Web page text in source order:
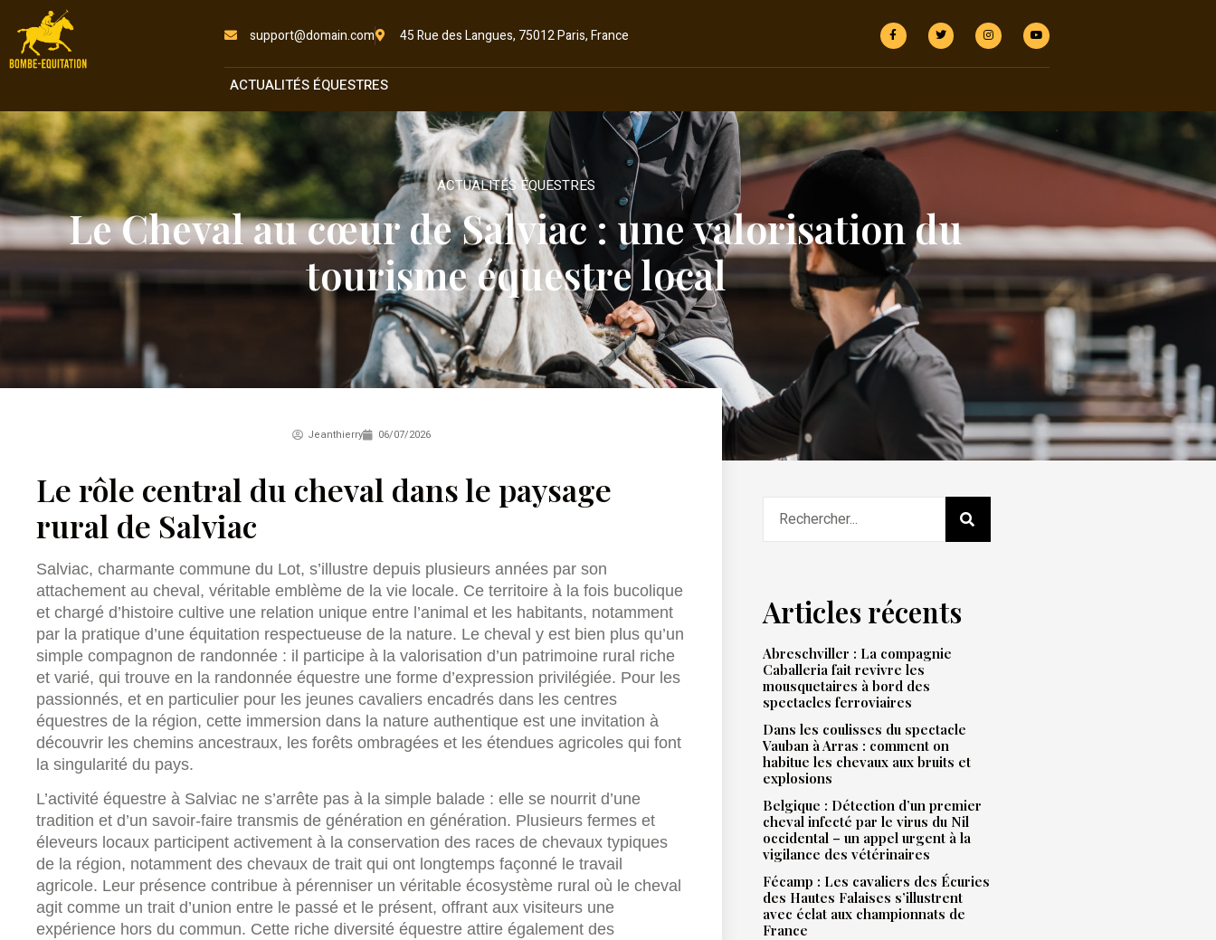
support@domain.com 45 Rue des Langues, 75012 Paris, France
ACTUALITÉS ÉQUESTRES
ACTUALITÉS ÉQUESTRES
Le Cheval au cœur de Salviac : une valorisation du
tourisme équestre local
Jeanthierry 06/07/2026
Le rôle central du cheval dans le paysage
rural de Salviac
Salviac, charmante commune du Lot, s’illustre depuis plusieurs années par son
attachement au cheval, véritable emblème de la vie locale. Ce territoire à la fois bucolique
et chargé d’histoire cultive une relation unique entre l’animal et les habitants, notamment
par la pratique d’une équitation respectueuse de la nature. Le cheval y est bien plus qu’un
simple compagnon de randonnée : il participe à la valorisation d’un patrimoine rural riche
et varié, qui trouve en la randonnée équestre une forme d’expression privilégiée. Pour les
passionnés, et en particulier pour les jeunes cavaliers encadrés dans les centres
équestres de la région, cette immersion dans la nature authentique est une invitation à
découvrir les chemins ancestraux, les forêts ombragées et les étendues agricoles qui font
la singularité du pays.
L’activité équestre à Salviac ne s’arrête pas à la simple balade : elle se nourrit d’une
tradition et d’un savoir-faire transmis de génération en génération. Plusieurs fermes et
éleveurs locaux participent activement à la conservation des races de chevaux typiques
de la région, notamment des chevaux de trait qui ont longtemps façonné le travail
agricole. Leur présence contribue à pérenniser un véritable écosystème rural où le cheval
agit comme un trait d’union entre le passé et le présent, offrant aux visiteurs une
expérience hors du commun. Cette riche diversité équestre attire également des
Articles récents
Abreschviller : La compagnie
Caballeria fait revivre les
mousquetaires à bord des
spectacles ferroviaires
Dans les coulisses du spectacle
Vauban à Arras : comment on
habitue les chevaux aux bruits et
explosions
Belgique : Détection d’un premier
cheval infecté par le virus du Nil
occidental – un appel urgent à la
vigilance des vétérinaires
Fécamp : Les cavaliers des Écuries
des Hautes Falaises s’illustrent
avec éclat aux championnats de
France